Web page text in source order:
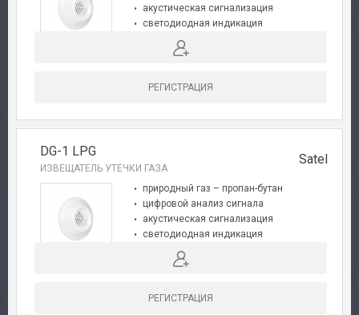
Каталог
Доставка
Контакты
акустическая сигнализация
светодиодная индикация
полная автодиагностика
функция предтревоги
РЕГИСТРАЦИЯ
DG-1 LPG
ИЗВЕЩАТЕЛЬ УТЕЧКИ ГАЗА
Satel
природный газ – пропан-бутан
цифровой анализ сигнала
акустическая сигнализация
светодиодная индикация
полная автодиагностика
функция предтревоги
РЕГИСТРАЦИЯ